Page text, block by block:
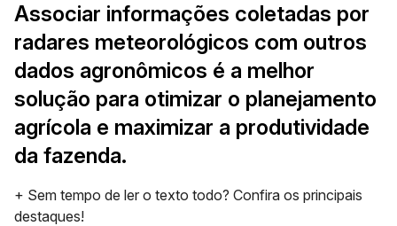
Associar informações coletadas por
radares meteorológicos com outros
dados agronômicos é a melhor
solução para otimizar o planejamento
agrícola e maximizar a produtividade
da fazenda.
+ Sem tempo de ler o texto todo? Confira os principais
destaques!